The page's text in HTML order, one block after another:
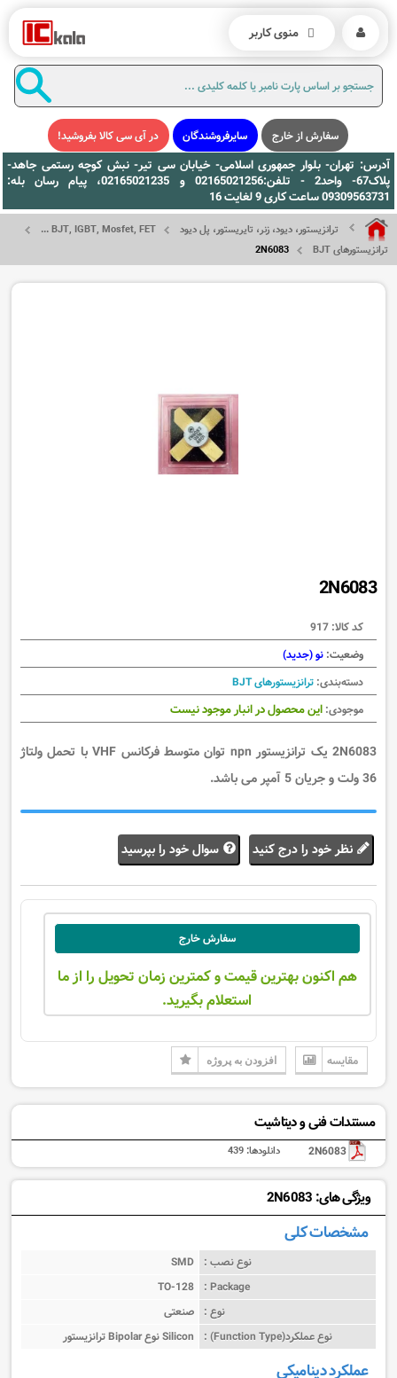
سفارش از خارج سایرفروشندگان در آی سی کالا بفروشید!
آدرس: تهران- بلوار جمهوری اسلامی- خیابان سی تیر- نبش کوچه رستمی جاهد-
پلاک67- واحد2 - تلفن:02165021256 و 02165021235، پیام رسان بله:
09309563731 ساعت کاری 9 لغایت 16
ترانزیستور، دیود، زنر، تایریستور، پل دیود
BJT, IGBT, Mosfet, FET ...
ترانزیستورهای BJT
2N6083
2N6083
کد کالا: 917
وضعیت: نو (جدید)
دسته‌بندی: ترانزیستورهای BJT
موجودی: این محصول در انبار موجود نیست
2N6083 یک ترانزیستور npn توان متوسط فرکانس VHF با تحمل ولتاژ
36 ولت و جریان 5 آمپر می باشد.
نظر خود را درج کنید سوال خود را بپرسید
سفارش خارج
هم اکنون بهترین قیمت و کمترین زمان تحویل را از ما
استعلام بگیرید.
مقایسه افزودن به پروژه
مستندات فنی و دیتاشیت
2N6083 دانلودها: 439
ویژگی های: 2N6083
مشخصات کلی
نوع نصب : SMD
Package :
TO-128
نوع : صنعتی
نوع عملکرد(Function Type) :
ترانزیستور Bipolar نوع Silicon
عملکرد دینامیکی
منوی کاربر